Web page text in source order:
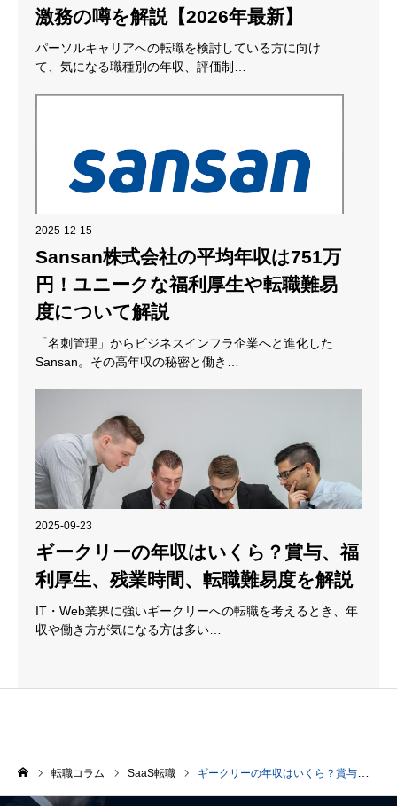
激務の噂を解説【2026年最新】
パーソルキャリアへの転職を検討している方に向け
て、気になる職種別の年収、評価制…
2025-12-15
Sansan株式会社の平均年収は751万
円！ユニークな福利厚生や転職難易
度について解説
「名刺管理」からビジネスインフラ企業へと進化した
Sansan。その高年収の秘密と働き…
2025-09-23
ギークリーの年収はいくら？賞与、福
利厚生、残業時間、転職難易度を解説
IT・Web業界に強いギークリーへの転職を考えるとき、年
収や働き方が気になる方は多い…
転職コラム SaaS転職 ギークリーの年収はいくら？賞与、福利厚生、残業時間、転職難易度を解説